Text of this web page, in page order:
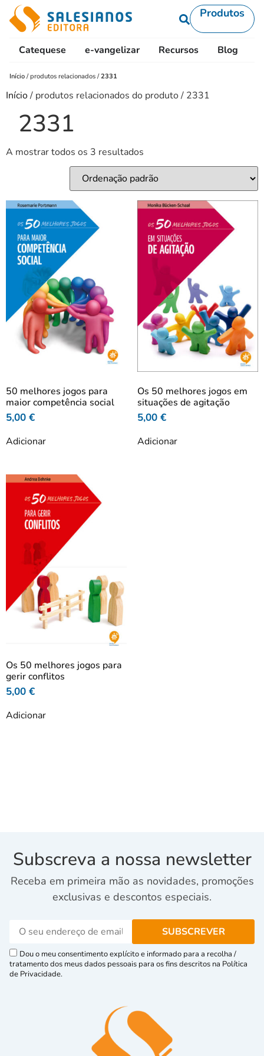
Produtos
Catequese e-vangelizar Recursos Blog
Início /produtos relacionados /2331
Início/ produtos relacionados do produto / 2331
2331
A mostrar todos os 3 resultados
50 melhores jogos para
maior competência social
5,00 €
Adicionar
Os 50 melhores jogos em
situações de agitação
5,00 €
Adicionar
Os 50 melhores jogos para
gerir conflitos
5,00 €
Adicionar
Subscreva a nossa newsletter
Receba em primeira mão as novidades, promoções
exclusivas e descontos especiais.
Dou o meu consentimento explícito e informado para a recolha /
tratamento dos meus dados pessoais para os fins descritos na Política
de Privacidade.